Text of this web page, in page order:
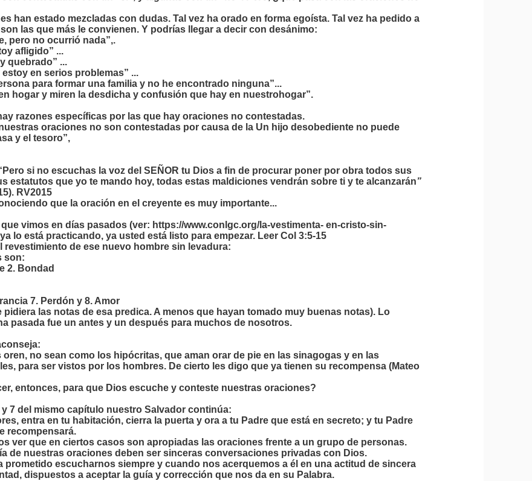
han estado mezcladas con dudas. Tal vez ha orado en forma egoísta. Tal vez ha pedido a
las que más le convienen. Y podrías llegar a decir con desánimo:
pero no ocurrió nada”,.
afligido” ...
quebrado” ...
en serios problemas” ...
para formar una familia y no he encontrado ninguna”...
hogar y miren la desdicha y confusión que hay en nuestrohogar”.
razones específicas por las que hay oraciones no contestadas.
oraciones no son contestadas por causa de la Un hijo desobediente no puede
y el tesoro”,
si no escuchas la voz del SEÑOR tu Dios a fin de procurar poner por obra todos sus
estatutos que yo te mando hoy, todas estas maldiciones vendrán sobre ti y te alcanzarán”
RV2015
que la oración en el creyente es muy importante...
vimos en días pasados (ver: https://www.conlgc.org/la-vestimenta- en-cristo-sin-
lo está practicando, ya usted está listo para empezar. Leer Col 3:5-15
revestimiento de ese nuevo hombre sin levadura:
son:
2. Bondad
7. Perdón y 8. Amor
pidiera las notas de esa predica. A menos que hayan tomado muy buenas notas). Lo
pasada fue un antes y un después para muchos de nosotros.
oren, no sean como los hipócritas, que aman orar de pie en las sinagogas y en las
para ser vistos por los hombres. De cierto les digo que ya tienen su recompensa (Mateo
entonces, para que Dios escuche y conteste nuestras oraciones?
7 del mismo capítulo nuestro Salvador continúa:
entra en tu habitación, cierra la puerta y ora a tu Padre que está en secreto; y tu Padre
recompensará.
ver que en ciertos casos son apropiadas las oraciones frente a un grupo de personas.
de nuestras oraciones deben ser sinceras conversaciones privadas con Dios.
prometido escucharnos siempre y cuando nos acerquemos a él en una actitud de sincera
dispuestos a aceptar la guía y corrección que nos da en su Palabra.